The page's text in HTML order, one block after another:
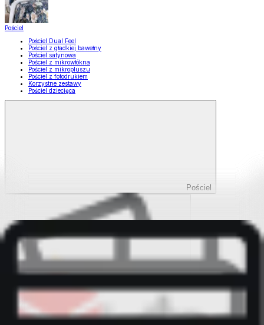
Pościel
Pościel Dual Feel
Pościel z gładkiej bawełny
Pościel satynowa
Pościel z mikrowłókna
Pościel z mikropluszu
Pościel z fotodrukiem
Korzystne zestawy
Pościel dziecięca
Pościel
Pokaż wszystko